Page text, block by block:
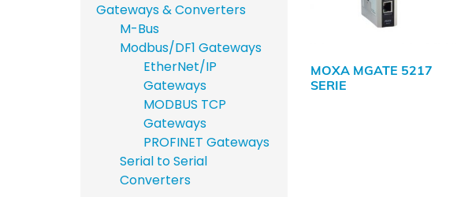
MOXA MGATE 5217
SERIE
Gateways & Converters
M-Bus
Modbus/DF1 Gateways
EtherNet/IP
Gateways
MODBUS TCP
Gateways
PROFINET Gateways
Serial to Serial
Converters